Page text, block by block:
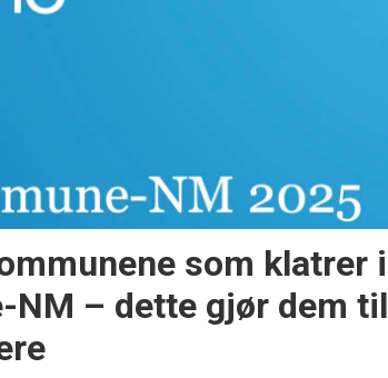
som klatrer i
NM – dette gjør dem til